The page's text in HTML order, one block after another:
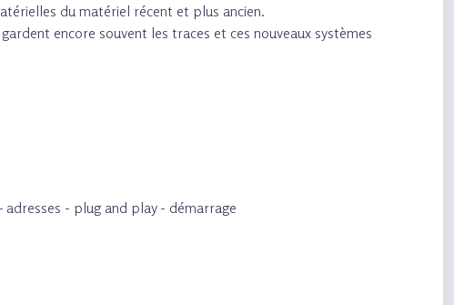
du matériel récent et plus ancien.
encore souvent les traces et ces nouveaux systèmes
- plug and play - démarrage